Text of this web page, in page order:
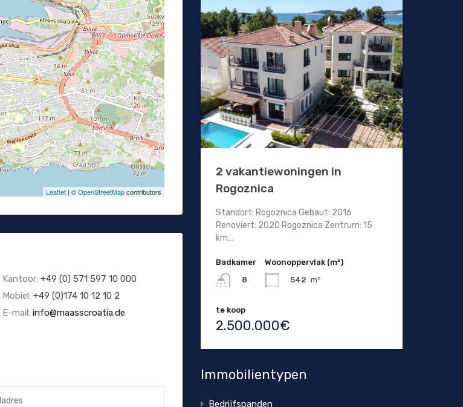
Leaflet| ©OpenStreetMapcontributors
Kantoor: +49 (0) 571 597 10 000
Mobiel: +49 (0)174 10 12 10 2
E-mail: info@maasscroatia.de
2 vakantiewoningen in
Rogoznica
Standort: Rogoznica Gebaut: 2016
Renoviert: 2020 Rogoznica Zentrum: 15
km…
Badkamer
8
Woonoppervlak (m²)
542 m²
te koop
2.500.000€
Immobilientypen
Bedrijfspanden